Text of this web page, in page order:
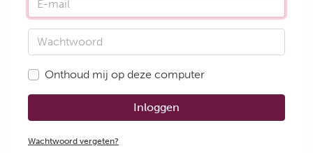
Wachtwoord
Onthoud mij op deze computer
Inloggen
Wachtwoord vergeten?